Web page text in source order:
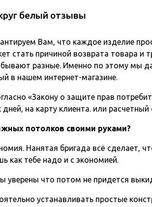
белый отзывы
Вам, что каждое изделие
стать причиной возврата товара и
разные. Именно по этому мы
в нашем интернет-магазине.
«Закону о защите прав
на карту клиента. или
потолков своими руками?
Нанятая бригада всё сделает,
как тебе надо и с экономией.
что потом не придется
устанавливать простые